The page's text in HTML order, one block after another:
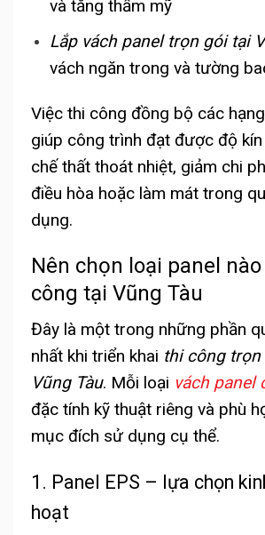
và tăng thẩm mỹ
Lắp vách panel trọn gói tại
vách ngăn trong và tường
Việc thi công đồng bộ các
giúp công trình đạt được độ kín
chế thất thoát nhiệt, giảm chi
điều hòa hoặc làm mát trong
dụng.
Nên chọn loại panel
công tại Vũng Tàu
Đây là một trong những phần
nhất khi triển khai thi công
Vũng Tàu. Mỗi loại vách panel
đặc tính kỹ thuật riêng và phù
mục đích sử dụng cụ thể.
1. Panel EPS – lựa chọn
hoạt